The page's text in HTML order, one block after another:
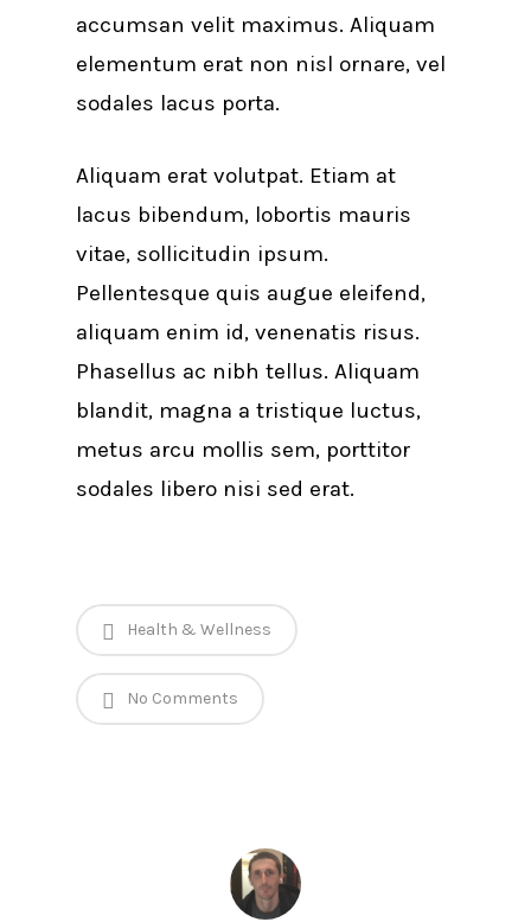
accumsan velit maximus. Aliquam
elementum erat non nisl ornare, vel
sodales lacus porta.
Aliquam erat volutpat. Etiam at
lacus bibendum, lobortis mauris
vitae, sollicitudin ipsum.
Pellentesque quis augue eleifend,
aliquam enim id, venenatis risus.
Phasellus ac nibh tellus. Aliquam
blandit, magna a tristique luctus,
metus arcu mollis sem, porttitor
sodales libero nisi sed erat.
Health & Wellness
No Comments